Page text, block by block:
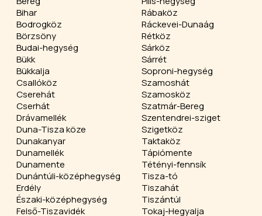
Bihar
Bodrogköz
Börzsöny
Budai-hegység
Bükk
Bükkalja
Csallóköz
Cserehát
Cserhát
Drávamellék
Duna-Tisza köze
Dunakanyar
Dunamellék
Dunamente
Dunántúli-középhegység
Erdély
Északi-középhegység
Felső-Tiszavidék
Rábaköz
Ráckevei-Dunaág
Rétköz
Sárköz
Sárrét
Soproni-hegység
Szamoshát
Szamosköz
Szatmár-Bereg
Szentendrei-sziget
Szigetköz
Taktaköz
Tápiómente
Tétényi-fennsík
Tisza-tó
Tiszahát
Tiszántúl
Tokaj-Hegyalja